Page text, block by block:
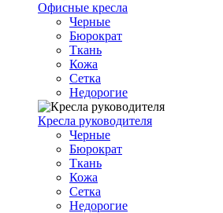
Офисные кресла
Черные
Бюрократ
Ткань
Кожа
Сетка
Недорогие
Кресла руководителя
Черные
Бюрократ
Ткань
Кожа
Сетка
Недорогие